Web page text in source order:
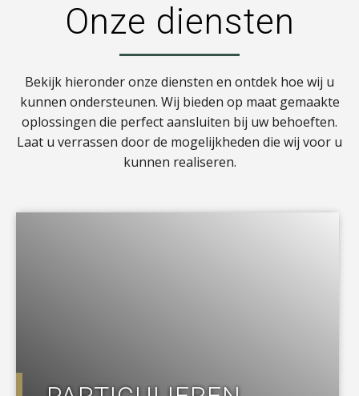
Onze diensten
Bekijk hieronder onze diensten en ontdek hoe wij u
kunnen ondersteunen. Wij bieden op maat gemaakte
oplossingen die perfect aansluiten bij uw behoeften.
Laat u verrassen door de mogelijkheden die wij voor u
kunnen realiseren.